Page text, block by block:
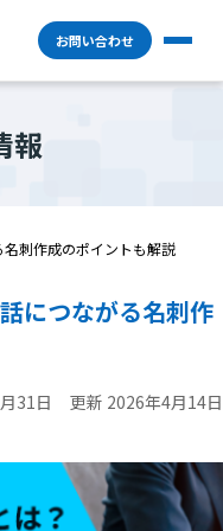
お問い合わせ
報
刺作成のポイントも解説
につながる名刺作
31日 更新 2026年4月14日